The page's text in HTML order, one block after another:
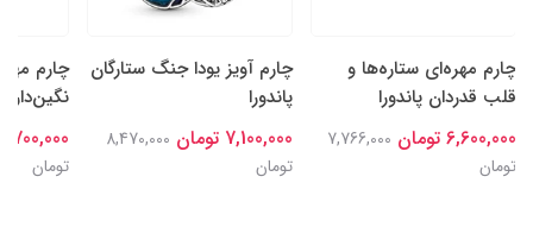
چارم مهره‌ای ستاره‌ها و
قلب قدردان پاندورا
6,600,000 تومان
7,766,000
تومان
چارم آویز یودا جنگ ستارگان
پاندورا
7,100,000 تومان
8,470,000
تومان
چارم
نگین‌دار
6,700,000
تومان